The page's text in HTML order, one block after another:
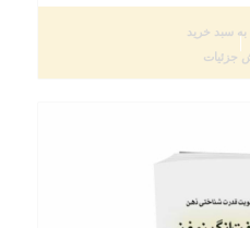
276000 تومان
سبد خرید
جزئیات